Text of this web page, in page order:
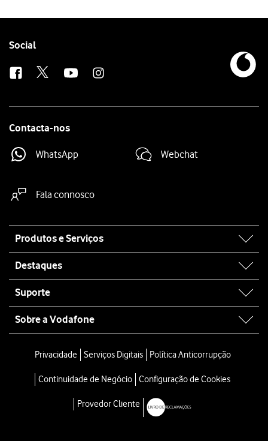
Follow
Social
Contacta-nos
WhatsApp Webchat
Fala connosco
map
Produtos e Serviços
Destaques
Suporte
Sobre a Vodafone
Privacidade Serviços Digitais Política Anticorrupção
Continuidade de Negócio Configuração de Cookies
Provedor Cliente